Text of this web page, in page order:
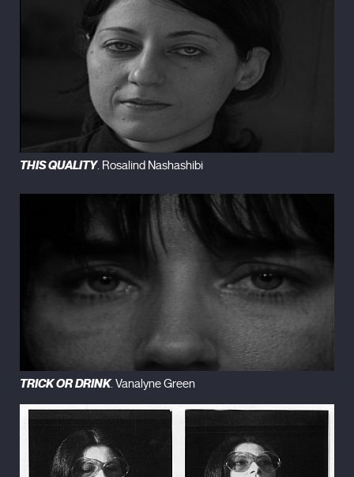
THIS QUALITY. Rosalind Nashashibi
TRICK OR DRINK. Vanalyne Green